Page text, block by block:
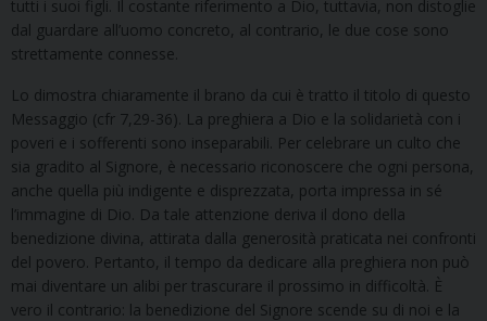
tutti i suoi figli. Il costante riferimento a Dio, tuttavia, non distoglie
dal guardare all’uomo concreto, al contrario, le due cose sono
strettamente connesse.
Lo dimostra chiaramente il brano da cui è tratto il titolo di questo
Messaggio (cfr 7,29-36). La preghiera a Dio e la solidarietà con i
poveri e i sofferenti sono inseparabili. Per celebrare un culto che
sia gradito al Signore, è necessario riconoscere che ogni persona,
anche quella più indigente e disprezzata, porta impressa in sé
l’immagine di Dio. Da tale attenzione deriva il dono della
benedizione divina, attirata dalla generosità praticata nei confronti
del povero. Pertanto, il tempo da dedicare alla preghiera non può
mai diventare un alibi per trascurare il prossimo in difficoltà. È
vero il contrario: la benedizione del Signore scende su di noi e la